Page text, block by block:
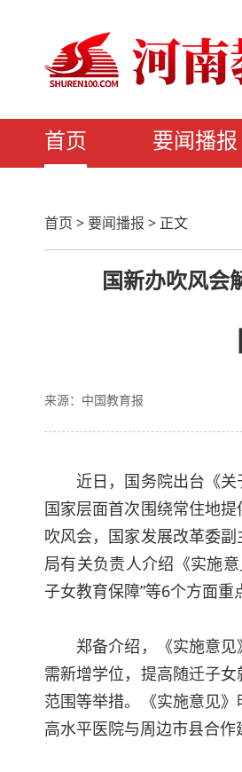
首页 要闻播报
首页 >要闻播报 > 正文
国新办吹风会
来源：中国教育报
近日，国务院出台《关
国家层面首次围绕常住地
吹风会，国家发展改革委
局有关负责人介绍《实施
子女教育保障”等6个方面重
郑备介绍，《实施意见
需新增学位，提高随迁子
范围等举措。《实施意见
高水平医院与周边市县合作